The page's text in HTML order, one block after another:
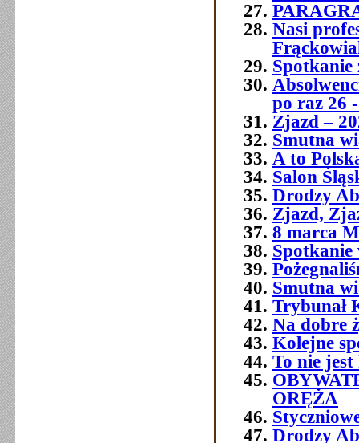
Nasi
Spotkanie
po raz 26
Zjazd –
Smutna
A to
Salon
Drodzy
Zjazd,
8 marca
Spotkanie
Smutna
Trybunał
Na dobre
Kolejne
To nie
ORĘŻA
Drodzy